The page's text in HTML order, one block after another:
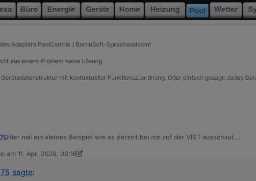
Adapters PoolControl / BertinSoft-Sprachassistent
aus einem Problem keine Lösung
mit kontextueller Funktionszuordnung. Oder einfach gesagt: Jedes
Hier mal ein kleines Beispiel wie es derzeit bei mir auf der VIS 1 ausschaut.
Eigene Widgets für PoolControl habe ich bisher noch nicht umgesetzt – das
am 11. Apr. 2026, 06:16
editiert von Homoran 4. Nov. 2026, 09:12
sagte: